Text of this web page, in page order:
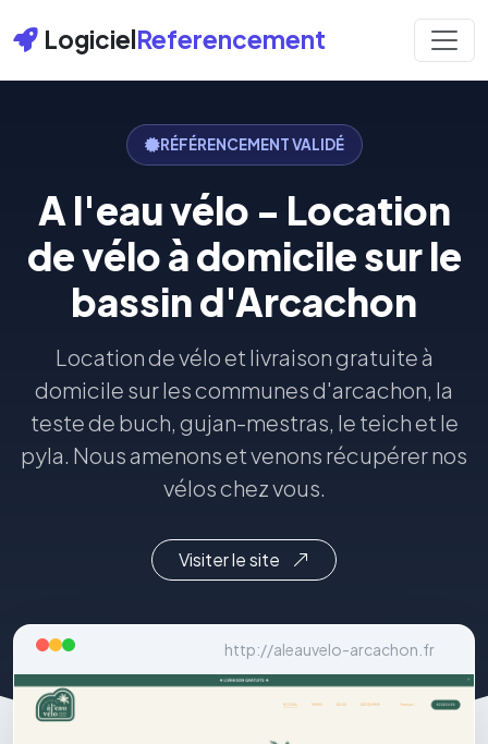
LogicielReferencement
RÉFÉRENCEMENT VALIDÉ
A l'eau vélo - Location
de vélo à domicile sur le
bassin d'Arcachon
Location de vélo et livraison gratuite à
domicile sur les communes d'arcachon, la
teste de buch, gujan-mestras, le teich et le
pyla. Nous amenons et venons récupérer nos
vélos chez vous.
Visiter le site
http://aleauvelo-arcachon.fr